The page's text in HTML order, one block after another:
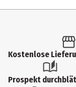
Produkttyp
Kostenlose
Prospekt